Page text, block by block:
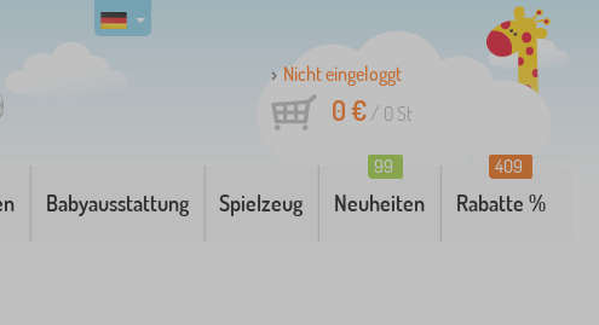
Nicht eingeloggt
0 €/ 0 St
Babyausstattung Spielzeug Neuheiten
99
Rabatte %
409